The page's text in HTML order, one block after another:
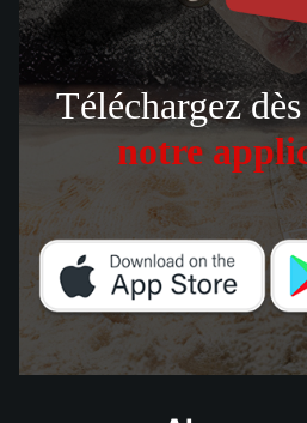
Téléchargez
notre